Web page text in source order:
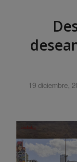
19 diciembre,